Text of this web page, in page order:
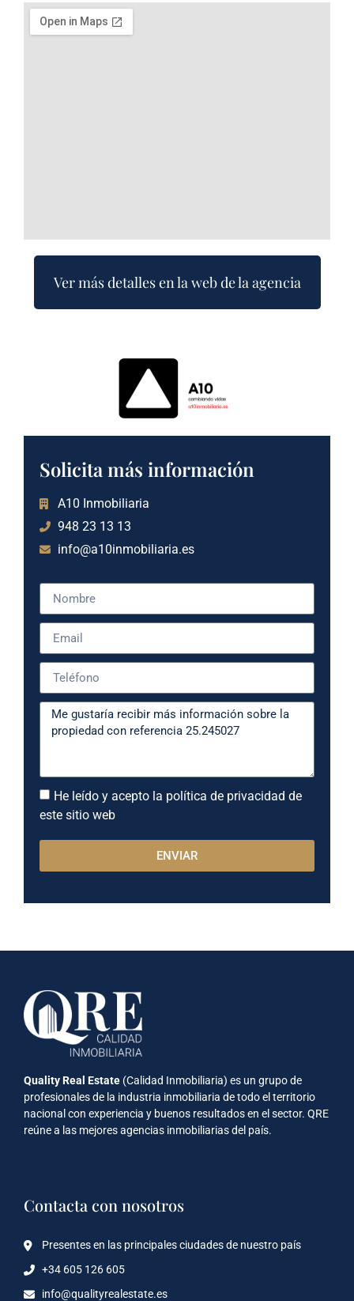
Ver más detalles en la web de la agencia
Solicita más información
A10 Inmobiliaria
948 23 13 13
info@a10inmobiliaria.es
He leído y acepto la política de privacidad de
este sitio web
ENVIAR
Quality Real Estate (Calidad Inmobiliaria) es un grupo de
profesionales de la industria inmobiliaria de todo el territorio
nacional con experiencia y buenos resultados en el sector. QRE
reúne a las mejores agencias inmobiliarias del país.
Contacta con nosotros
Presentes en las principales ciudades de nuestro país
+34 605 126 605
info@qualityrealestate.es